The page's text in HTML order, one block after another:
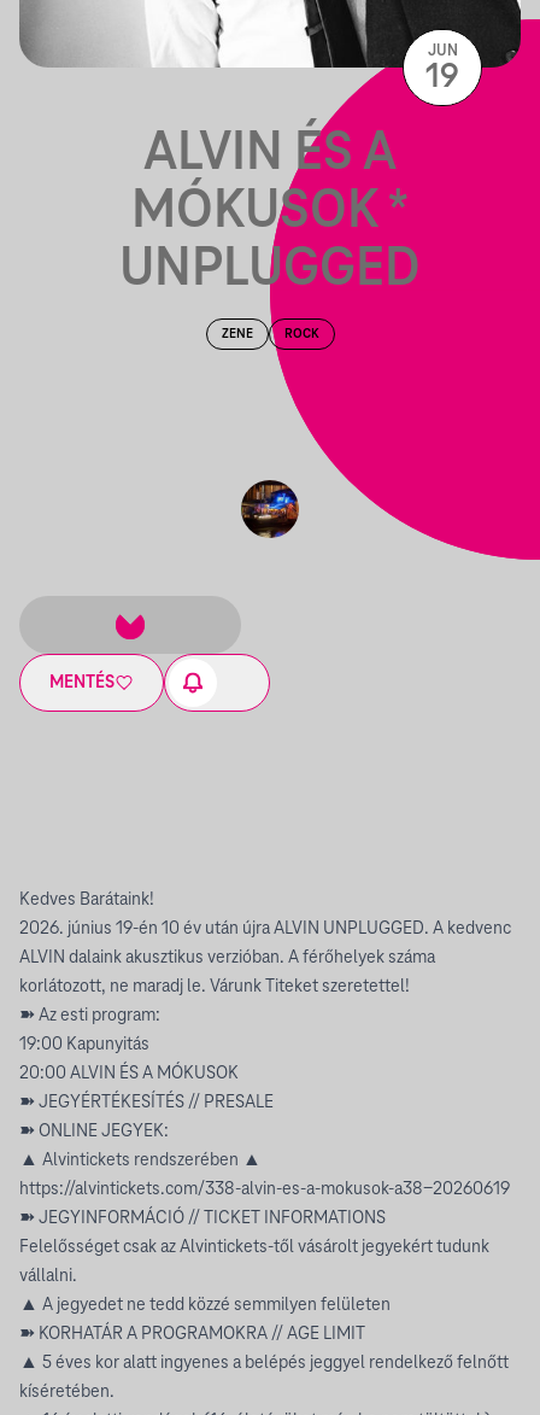
ALVIN ÉS A
MÓKUSOK *
UNPLUGGED
ZENE ROCK
MENTÉS
JUN
19
Kedves Barátaink!
2026. június 19-én 10 év után újra ALVIN UNPLUGGED. A kedvenc
ALVIN dalaink akusztikus verzióban. A férőhelyek száma
korlátozott, ne maradj le. Várunk Titeket szeretettel!
➽ Az esti program:
19:00 Kapunyitás
20:00 ALVIN ÉS A MÓKUSOK
➽ JEGYÉRTÉKESÍTÉS // PRESALE
➽ ONLINE JEGYEK:
▲ Alvintickets rendszerében ▲
https://alvintickets.com/338-alvin-es-a-mokusok-a38-20260619
➽ JEGYINFORMÁCIÓ // TICKET INFORMATIONS
Felelősséget csak az Alvintickets-től vásárolt jegyekért tudunk
vállalni.
▲ A jegyedet ne tedd közzé semmilyen felületen
➽ KORHATÁR A PROGRAMOKRA // AGE LIMIT
▲ 5 éves kor alatt ingyenes a belépés jeggyel rendelkező felnőtt
kíséretében.